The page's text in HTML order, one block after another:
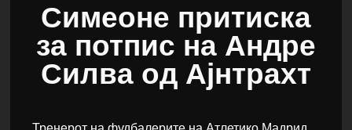
Симеоне притиска
за потпис на Андре
Силва од Ајнтрахт